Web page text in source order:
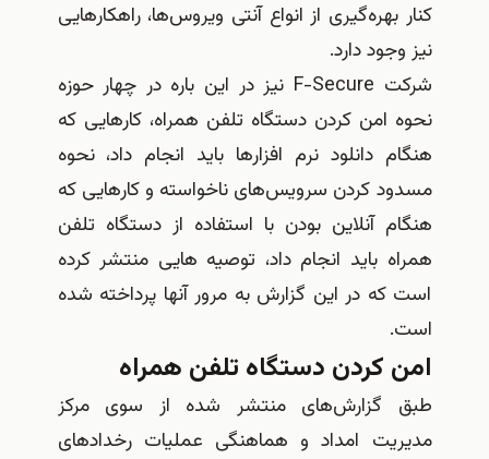
کنار بهره‌گیری از انواع آنتی ویروس‌ها، راهکارهایی
نیز وجود دارد.
شرکت F-Secure نیز در این باره در چهار حوزه
نحوه امن کردن دستگاه تلفن همراه، کارهایی که
هنگام دانلود نرم افزارها باید انجام داد، نحوه
مسدود کردن سرویس‌های ناخواسته و کارهایی که
هنگام آنلاین بودن با استفاده از دستگاه تلفن
همراه باید انجام داد، توصیه هایی منتشر کرده
است که در این گزارش به مرور آنها پرداخته شده
است.
امن کردن دستگاه تلفن همراه
طبق گزارش‌های منتشر شده از سوی مرکز
مدیریت امداد و هماهنگی عملیات رخدادهای